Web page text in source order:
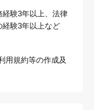
験3年以上、法律
験3年以上など
用規約等の作成及